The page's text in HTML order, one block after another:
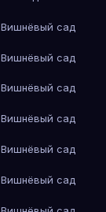
сад
сад
сад
сад
сад
сад